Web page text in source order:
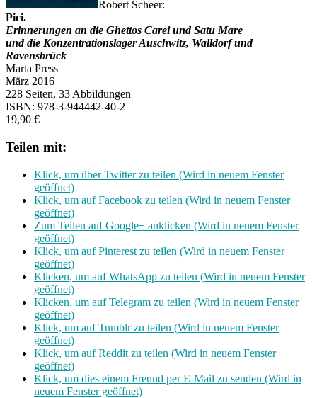
Robert Scheer:
Pici.
Erinnerungen an die Ghettos Carei und Satu Mare
und die Konzentrationslager Auschwitz, Walldorf und
Ravensbrück
Marta Press
März 2016
228 Seiten, 33 Abbildungen
ISBN: 978-3-944442-40-2
19,90 €
Teilen mit:
Klick, um über Twitter zu teilen (Wird in neuem Fenster
geöffnet)
Klick, um auf Facebook zu teilen (Wird in neuem Fenster
geöffnet)
Zum Teilen auf Google+ anklicken (Wird in neuem Fenster
geöffnet)
Klick, um auf Pinterest zu teilen (Wird in neuem Fenster
geöffnet)
Klicken, um auf WhatsApp zu teilen (Wird in neuem Fenster
geöffnet)
Klicken, um auf Telegram zu teilen (Wird in neuem Fenster
geöffnet)
Klick, um auf Tumblr zu teilen (Wird in neuem Fenster
geöffnet)
Klick, um auf Reddit zu teilen (Wird in neuem Fenster
geöffnet)
Klick, um dies einem Freund per E-Mail zu senden (Wird in
neuem Fenster geöffnet)